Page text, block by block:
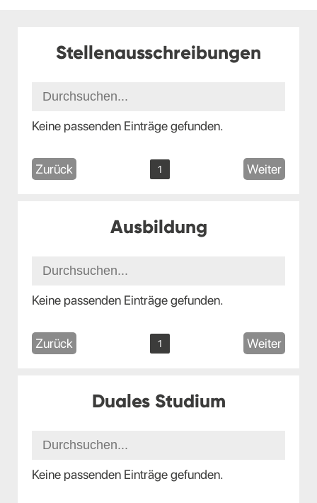
Stellenausschreibungen
Keine passenden Einträge gefunden.
Zurück 1 Weiter
Ausbildung
Keine passenden Einträge gefunden.
Zurück 1 Weiter
Duales Studium
Keine passenden Einträge gefunden.